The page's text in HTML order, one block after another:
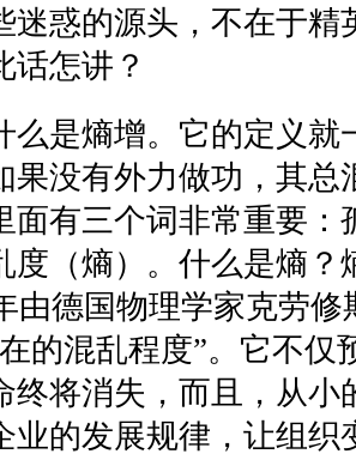
迷惑的源头，不在于精
话怎讲？
么是熵增。它的定义就
果没有外力做功，其总
面有三个词非常重要：
度（熵）。什么是熵？
由德国物理学家克劳修
的混乱程度”。它不仅
终将消失，而且，从小
业的发展规律，让组织